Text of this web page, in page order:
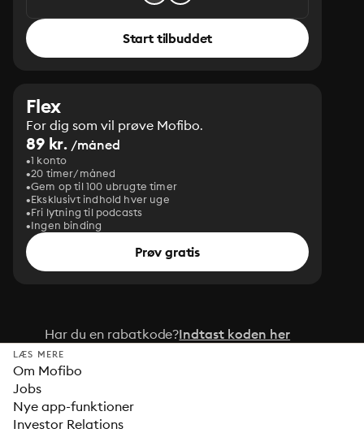
Start tilbuddet
Flex
For dig som vil prøve Mofibo.
89 kr. /måned
1 konto
20 timer/måned
Gem op til 100 ubrugte timer
Eksklusivt indhold hver uge
Fri lytning til podcasts
Ingen binding
Prøv gratis
Har du en rabatkode?Indtast koden her
LÆS MERE
Om Mofibo
Jobs
Nye app-funktioner
Investor Relations